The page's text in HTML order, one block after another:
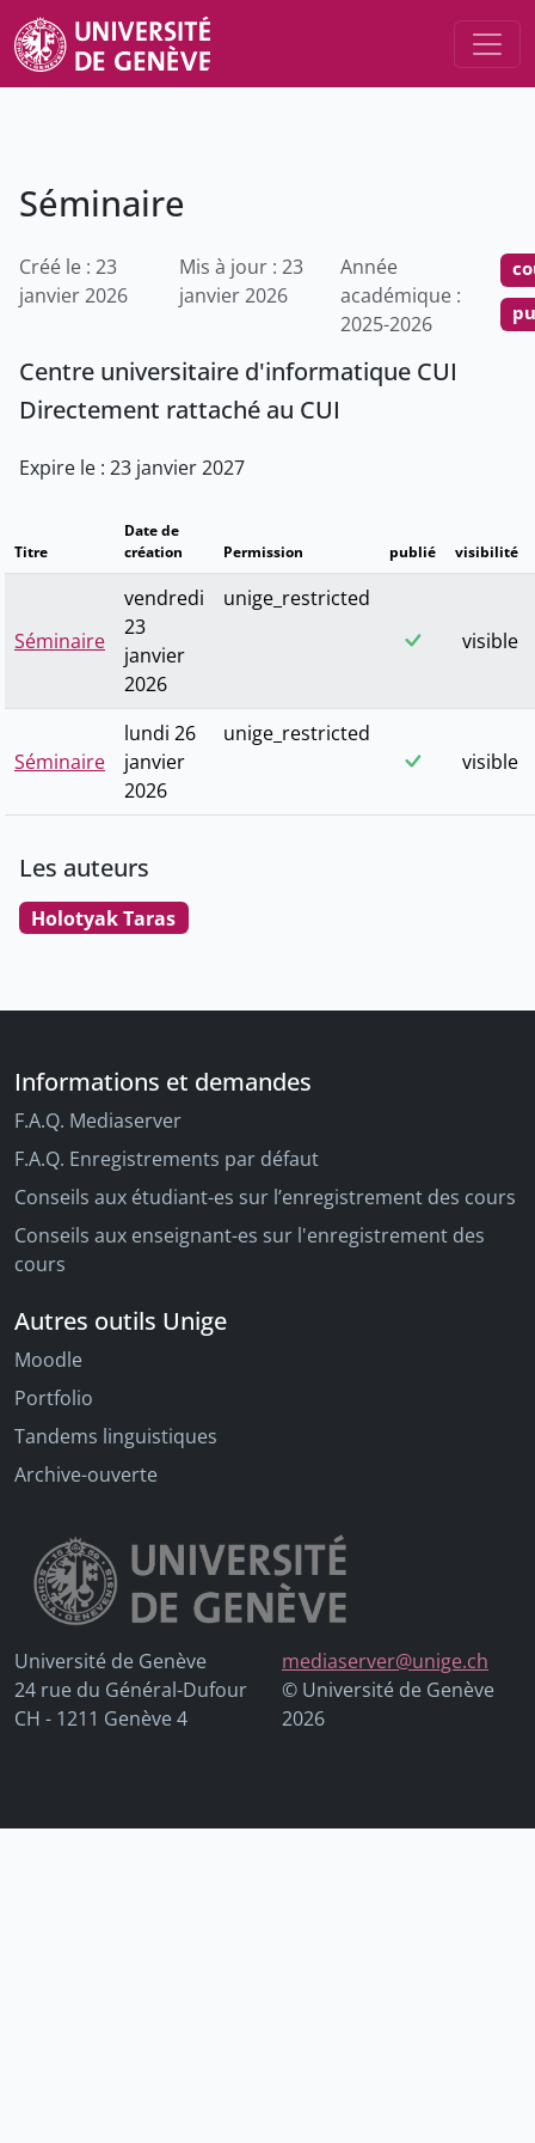
Séminaire
Créé le : 23
janvier 2026
Mis à jour : 23
janvier 2026
Année
académique :
2025-2026
Centre universitaire d'informatique CUI
Directement rattaché au CUI
Expire le : 23 janvier 2027
Titre
Date de
création
Permission publié visibilité
Séminaire
vendredi
23
janvier
2026
unige_restricted
visible
Séminaire
lundi 26
janvier
2026
unige_restricted
visible
Les auteurs
Holotyak Taras
Informations et demandes
F.A.Q. Mediaserver
F.A.Q. Enregistrements par défaut
Conseils aux étudiant-es sur l’enregistrement des cours
Conseils aux enseignant-es sur l'enregistrement des
cours
Autres outils Unige
Moodle
Portfolio
Tandems linguistiques
Archive-ouverte
Université de Genève
24 rue du Général-Dufour
CH - 1211 Genève 4
mediaserver@unige.ch
© Université de Genève
2026